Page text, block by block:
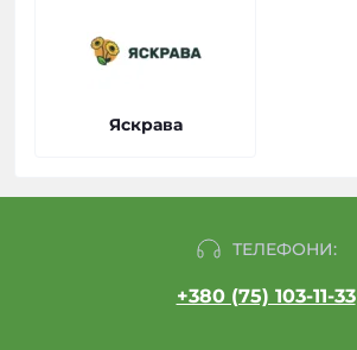
Яскрава
ТЕЛЕФОНИ:
+380 (75) 103-11-33